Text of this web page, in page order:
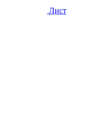
Лист